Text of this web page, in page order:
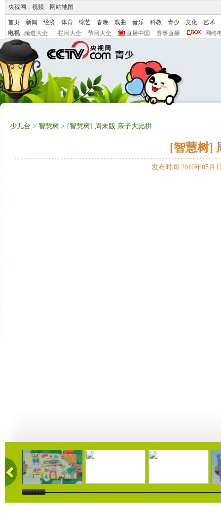
央视网 视频 网站地图
首页 新闻 经济 体育 综艺 春晚 戏曲 音乐 科教 青少 文化
艺术
电视
频道大全 栏目大全 节目大全 直播中国 赛事直播 网络
少儿台 > 智慧树 > [智慧树] 周末版 亲子大比拼
[智慧树]
发布时间:2010年05月
02:33 02:17 01:49